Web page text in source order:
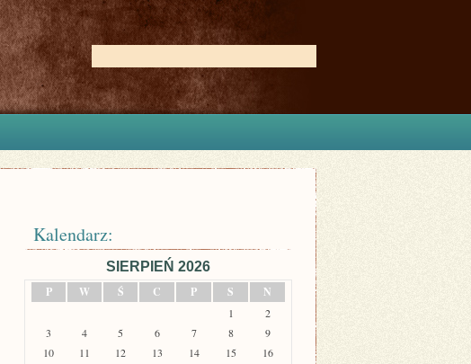
Kalendarz:
SIERPIEŃ 2026
P
W Ś C P S N
1
2
3
4 5 6 7 8
9
10
11 12 13 14 15
16